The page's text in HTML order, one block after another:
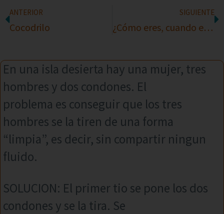
ANTERIOR
Cocodrilo
SIGUIENTE
¿Cómo eres, cuando estás enamorado?
En una isla desierta hay una mujer, tres
hombres y dos condones. El
problema es conseguir que los tres
hombres se la tiren de una forma
“limpia”, es decir, sin compartir ningun
fluido.
SOLUCION: El primer tio se pone los dos
condones y se la tira. Se